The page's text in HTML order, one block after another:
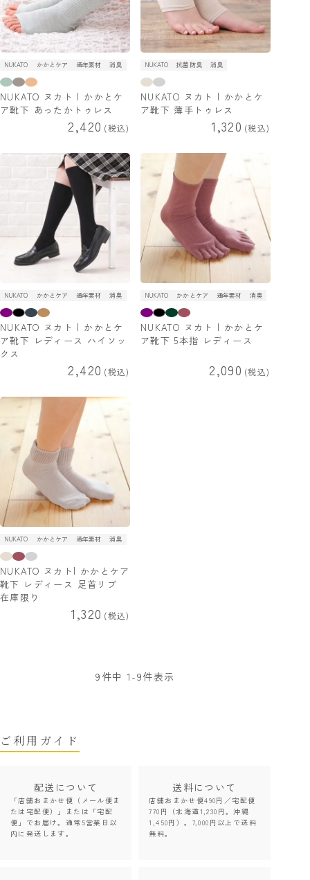
NUKATO かかとケア 通年素材 消臭
NUKATO ヌカト | かかとケ
ア靴下 あったかトゥレス
2,420 税込
NUKATO 抗菌防臭 消臭
NUKATO ヌカト | かかとケ
ア靴下 薄手トゥレス
1,320 税込
NUKATO かかとケア 通年素材 消臭
NUKATO ヌカト | かかとケ
ア靴下 レディース ハイソッ
クス
2,420 税込
NUKATO かかとケア 通年素材 消臭
NUKATO ヌカト | かかとケ
ア靴下 5本指 レディース
2,090 税込
NUKATO かかとケア 通年素材 消臭
NUKATO ヌカト| かかとケア
靴下 レディース 足首リブ
在庫限り
1,320 税込
9 件中 1 -9件表示
ご利用ガイド
配送について
「店舗おまかせ便（メール便ま
たは宅配便）」または「宅配
便」でお届け。通常5営業日以
内に発送します。
送料について
店舗おまかせ便490円／宅配便
770円（北海道1,230円。沖縄
1,450円）。7,000円以上で送料
無料。